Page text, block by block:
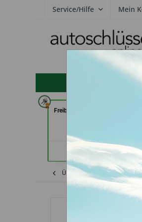
Service/Hilfe Mein
hohe
Freiburger Schlüsseldienst GmbH
Übersicht